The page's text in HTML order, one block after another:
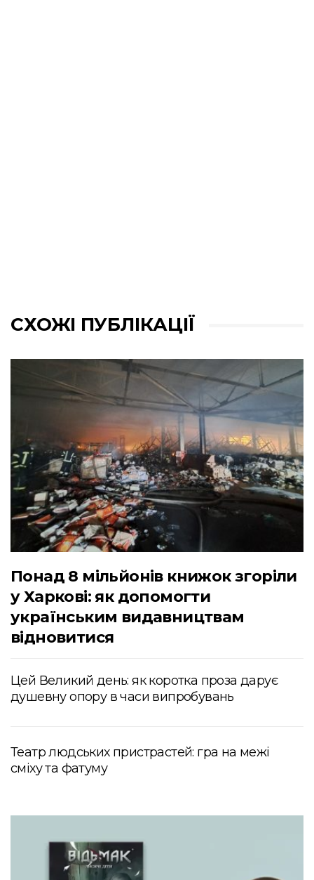
СХОЖІ ПУБЛІКАЦІЇ
Понад 8 мільйонів книжок згоріли
у Харкові: як допомогти
українським видавництвам
відновитися
Цей Великий день: як коротка проза дарує
душевну опору в часи випробувань
Театр людських пристрастей: гра на межі
сміху та фатуму